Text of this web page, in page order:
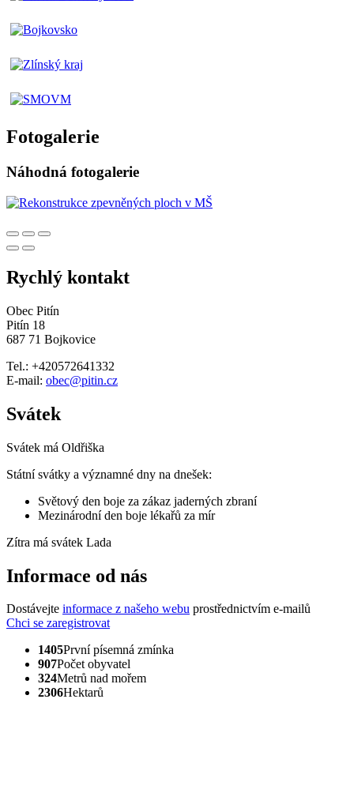
Fotogalerie
Náhodná fotogalerie
Rychlý kontakt
Obec Pitín
Pitín 18
687 71 Bojkovice
Tel.: +420572641332
E-mail: obec@pitin.cz
Svátek
Svátek má Oldřiška
Státní svátky a významné dny na dnešek:
Světový den boje za zákaz jaderných zbraní
Mezinárodní den boje lékařů za mír
Zítra má svátek Lada
Informace od nás
Dostávejte informace z našeho webu prostřednictvím e-mailů
Chci se zaregistrovat
1405První písemná zmínka
907Počet obyvatel
324Metrů nad mořem
2306Hektarů